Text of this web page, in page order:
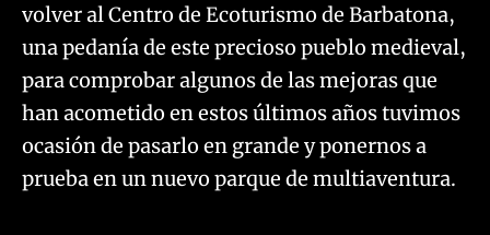
volver al Centro de Ecoturismo de Barbatona,
una pedanía de este precioso pueblo medieval,
para comprobar algunos de las mejoras que
han acometido en estos últimos años tuvimos
ocasión de pasarlo en grande y ponernos a
prueba en un nuevo parque de multiaventura.